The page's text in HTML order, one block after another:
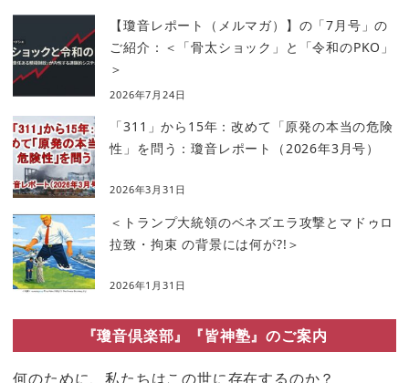
【瓊音レポート（メルマガ）】の「7月号」の
ご紹介：＜「骨太ショック」と「令和のPKO」
＞
2026年7月24日
「311」から15年：改めて「原発の本当の危険
性」を問う：瓊音レポート（2026年3月号）
2026年3月31日
＜トランプ大統領のベネズエラ攻撃とマドゥロ
拉致・拘束 の背景には何が?!＞
2026年1月31日
『瓊音倶楽部』『皆神塾』のご案内
何のために、私たちはこの世に存在するのか？